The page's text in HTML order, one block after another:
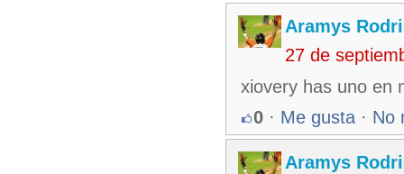
Aramys
27 de
xiovery has uno en
0 · Me gusta · No
Aramys